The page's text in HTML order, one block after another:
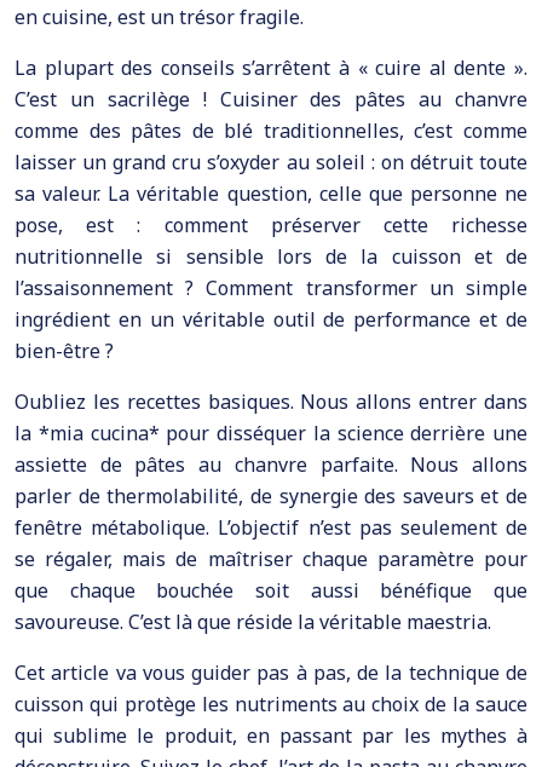
en cuisine, est un trésor fragile.
La plupart des conseils s’arrêtent à « cuire al dente ».
C’est un sacrilège ! Cuisiner des pâtes au chanvre
comme des pâtes de blé traditionnelles, c’est comme
laisser un grand cru s’oxyder au soleil : on détruit toute
sa valeur. La véritable question, celle que personne ne
pose, est : comment préserver cette richesse
nutritionnelle si sensible lors de la cuisson et de
l’assaisonnement ? Comment transformer un simple
ingrédient en un véritable outil de performance et de
bien-être ?
Oubliez les recettes basiques. Nous allons entrer dans
la *mia cucina* pour disséquer la science derrière une
assiette de pâtes au chanvre parfaite. Nous allons
parler de thermolabilité, de synergie des saveurs et de
fenêtre métabolique. L’objectif n’est pas seulement de
se régaler, mais de maîtriser chaque paramètre pour
que chaque bouchée soit aussi bénéfique que
savoureuse. C’est là que réside la véritable maestria.
Cet article va vous guider pas à pas, de la technique de
cuisson qui protège les nutriments au choix de la sauce
qui sublime le produit, en passant par les mythes à